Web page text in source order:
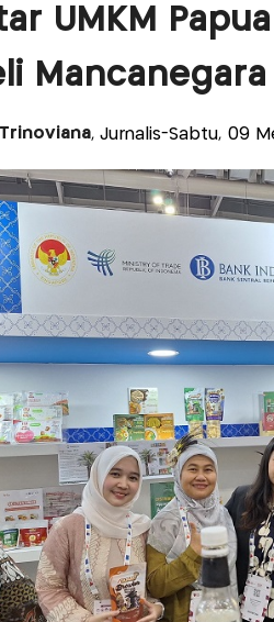
UMKM
Mancanegara
, Jurnalis-Sabtu, 09